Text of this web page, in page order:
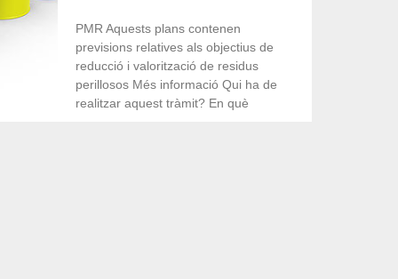
PMR Aquests plans contenen
previsions relatives als objectius de
reducció i valorització de residus
perillosos Més informació Qui ha de
realitzar aquest tràmit? En què